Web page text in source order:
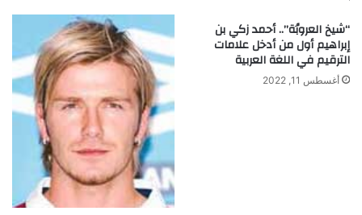
“شيخ العروبُة”.. أحمد زكي بن
إبراهيم أول من أدخل علامات
الترقيم في اللغة العربية
أغسطس 11, 2022